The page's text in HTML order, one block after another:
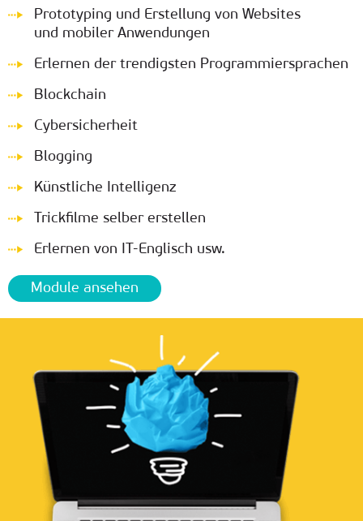
Prototyping und Erstellung von Websites
und mobiler Anwendungen
Erlernen der trendigsten Programmiersprachen
Blockchain
Cybersicherheit
Blogging
Künstliche Intelligenz
Trickfilme selber erstellen
Erlernen von IT-Englisch usw.
Module ansehen